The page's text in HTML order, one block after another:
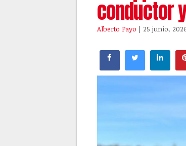
conductor
Alberto Payo | 25 junio,